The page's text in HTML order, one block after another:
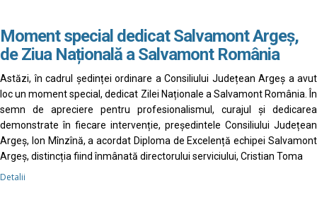
Moment special dedicat Salvamont Argeș,
de Ziua Națională a Salvamont România
Astăzi, în cadrul ședinței ordinare a Consiliului Județean Argeș a avut
loc un moment special, dedicat Zilei Naționale a Salvamont România. În
semn de apreciere pentru profesionalismul, curajul și dedicarea
demonstrate în fiecare intervenție, președintele Consiliului Județean
Argeș, Ion Mînzînă, a acordat Diploma de Excelență echipei Salvamont
Argeș, distincția fiind înmânată directorului serviciului, Cristian Toma
Detalii